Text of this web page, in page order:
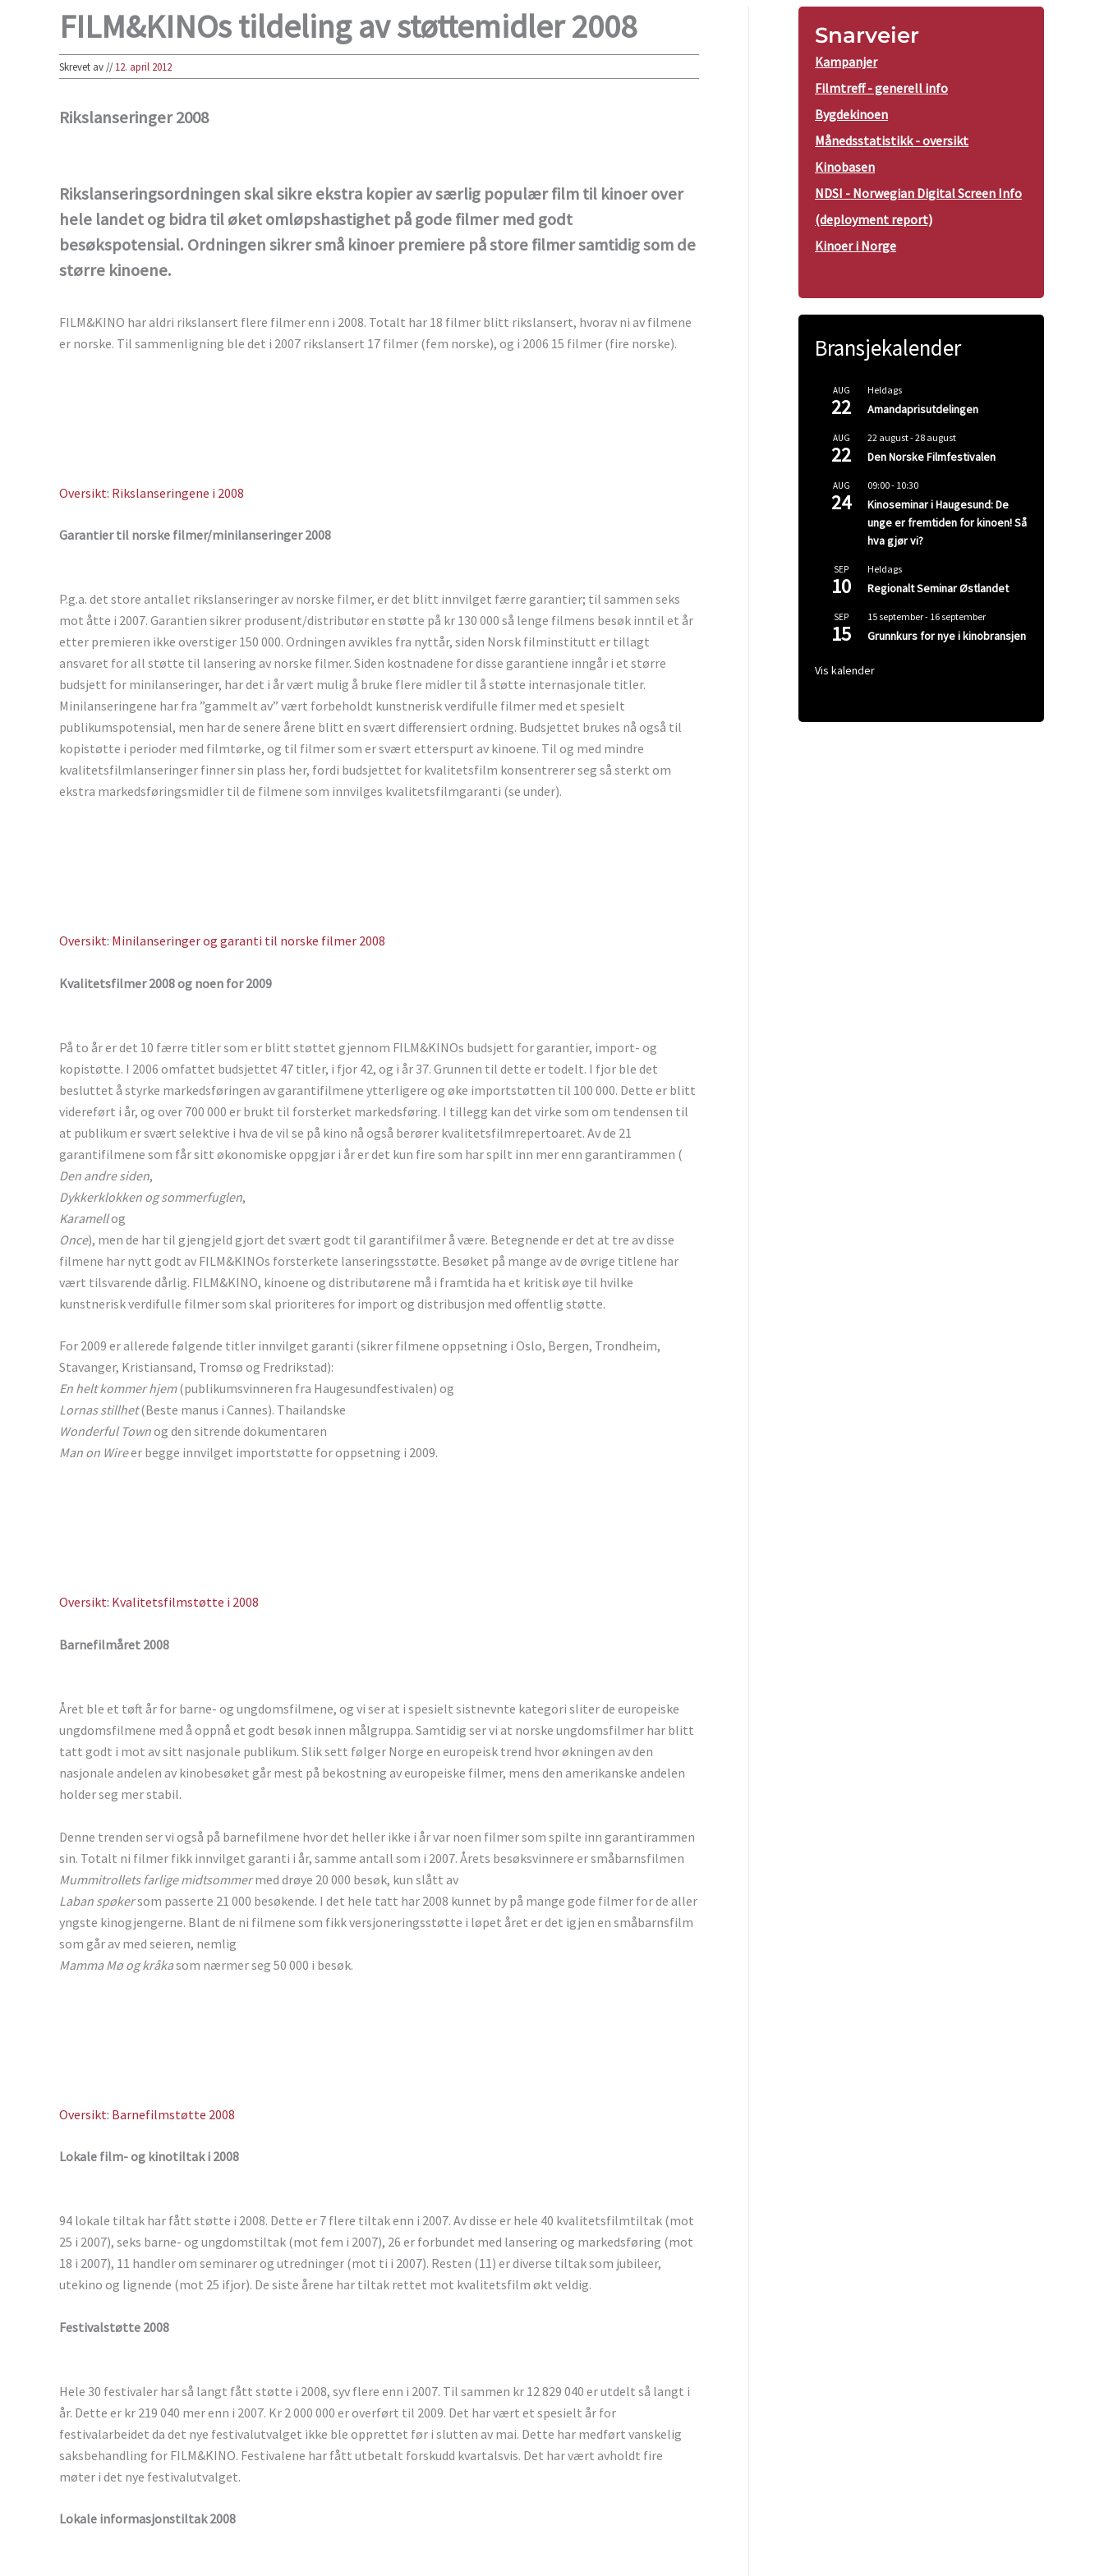
FILM&KINOs tildeling av støttemidler 2008
Skrevet av//12. april 2012
Rikslanseringer 2008
Rikslanseringsordningen skal sikre ekstra kopier av særlig populær film til kinoer over
hele landet og bidra til øket omløpshastighet på gode filmer med godt
besøkspotensial. Ordningen sikrer små kinoer premiere på store filmer samtidig som de
større kinoene.
FILM&KINO har aldri rikslansert flere filmer enn i 2008. Totalt har 18 filmer blitt rikslansert, hvorav ni av filmene
er norske. Til sammenligning ble det i 2007 rikslansert 17 filmer (fem norske), og i 2006 15 filmer (fire norske).
Oversikt: Rikslanseringene i 2008
Garantier til norske filmer/minilanseringer 2008
P.g.a. det store antallet rikslanseringer av norske filmer, er det blitt innvilget færre garantier; til sammen seks
mot åtte i 2007. Garantien sikrer produsent/distributør en støtte på kr 130 000 så lenge filmens besøk inntil et år
etter premieren ikke overstiger 150 000. Ordningen avvikles fra nyttår, siden Norsk filminstitutt er tillagt
ansvaret for all støtte til lansering av norske filmer. Siden kostnadene for disse garantiene inngår i et større
budsjett for minilanseringer, har det i år vært mulig å bruke flere midler til å støtte internasjonale titler.
Minilanseringene har fra ”gammelt av” vært forbeholdt kunstnerisk verdifulle filmer med et spesielt
publikumspotensial, men har de senere årene blitt en svært differensiert ordning. Budsjettet brukes nå også til
kopistøtte i perioder med filmtørke, og til filmer som er svært etterspurt av kinoene. Til og med mindre
kvalitetsfilmlanseringer finner sin plass her, fordi budsjettet for kvalitetsfilm konsentrerer seg så sterkt om
ekstra markedsføringsmidler til de filmene som innvilges kvalitetsfilmgaranti (se under).
Oversikt: Minilanseringer og garanti til norske filmer 2008
Kvalitetsfilmer 2008 og noen for 2009
På to år er det 10 færre titler som er blitt støttet gjennom FILM&KINOs budsjett for garantier, import- og
kopistøtte. I 2006 omfattet budsjettet 47 titler, i fjor 42, og i år 37. Grunnen til dette er todelt. I fjor ble det
besluttet å styrke markedsføringen av garantifilmene ytterligere og øke importstøtten til 100 000. Dette er blitt
videreført i år, og over 700 000 er brukt til forsterket markedsføring. I tillegg kan det virke som om tendensen til
at publikum er svært selektive i hva de vil se på kino nå også berører kvalitetsfilmrepertoaret. Av de 21
garantifilmene som får sitt økonomiske oppgjør i år er det kun fire som har spilt inn mer enn garantirammen (
Den andre siden,
Dykkerklokken og sommerfuglen,
Karamellog
Once), men de har til gjengjeld gjort det svært godt til garantifilmer å være. Betegnende er det at tre av disse
filmene har nytt godt av FILM&KINOs forsterkete lanseringsstøtte. Besøket på mange av de øvrige titlene har
vært tilsvarende dårlig. FILM&KINO, kinoene og distributørene må i framtida ha et kritisk øye til hvilke
kunstnerisk verdifulle filmer som skal prioriteres for import og distribusjon med offentlig støtte.
For 2009 er allerede følgende titler innvilget garanti (sikrer filmene oppsetning i Oslo, Bergen, Trondheim,
Stavanger, Kristiansand, Tromsø og Fredrikstad):
En helt kommer hjem(publikumsvinneren fra Haugesundfestivalen) og
Lornas stillhet(Beste manus i Cannes). Thailandske
Wonderful Townog den sitrende dokumentaren
Man on Wireer begge innvilget importstøtte for oppsetning i 2009.
Oversikt: Kvalitetsfilmstøtte i 2008
Barnefilmåret 2008
Året ble et tøft år for barne- og ungdomsfilmene, og vi ser at i spesielt sistnevnte kategori sliter de europeiske
ungdomsfilmene med å oppnå et godt besøk innen målgruppa. Samtidig ser vi at norske ungdomsfilmer har blitt
tatt godt i mot av sitt nasjonale publikum. Slik sett følger Norge en europeisk trend hvor økningen av den
nasjonale andelen av kinobesøket går mest på bekostning av europeiske filmer, mens den amerikanske andelen
holder seg mer stabil.
Denne trenden ser vi også på barnefilmene hvor det heller ikke i år var noen filmer som spilte inn garantirammen
sin. Totalt ni filmer fikk innvilget garanti i år, samme antall som i 2007. Årets besøksvinnere er småbarnsfilmen
Mummitrollets farlige midtsommermed drøye 20 000 besøk, kun slått av
Laban spøkersom passerte 21 000 besøkende. I det hele tatt har 2008 kunnet by på mange gode filmer for de aller
yngste kinogjengerne. Blant de ni filmene som fikk versjoneringsstøtte i løpet året er det igjen en småbarnsfilm
som går av med seieren, nemlig
Mamma Mø og kråkasom nærmer seg 50 000 i besøk.
Oversikt: Barnefilmstøtte 2008
Lokale film- og kinotiltak i 2008
94 lokale tiltak har fått støtte i 2008. Dette er 7 flere tiltak enn i 2007. Av disse er hele 40 kvalitetsfilmtiltak (mot
25 i 2007), seks barne- og ungdomstiltak (mot fem i 2007), 26 er forbundet med lansering og markedsføring (mot
18 i 2007), 11 handler om seminarer og utredninger (mot ti i 2007). Resten (11) er diverse tiltak som jubileer,
utekino og lignende (mot 25 ifjor). De siste årene har tiltak rettet mot kvalitetsfilm økt veldig.
Festivalstøtte 2008
Hele 30 festivaler har så langt fått støtte i 2008, syv flere enn i 2007. Til sammen kr 12 829 040 er utdelt så langt i
år. Dette er kr 219 040 mer enn i 2007. Kr 2 000 000 er overført til 2009. Det har vært et spesielt år for
festivalarbeidet da det nye festivalutvalget ikke ble opprettet før i slutten av mai. Dette har medført vanskelig
saksbehandling for FILM&KINO. Festivalene har fått utbetalt forskudd kvartalsvis. Det har vært avholdt fire
møter i det nye festivalutvalget.
Lokale informasjonstiltak 2008
Snarveier
Kampanjer
Filmtreff - generell info
Bygdekinoen
Månedsstatistikk - oversikt
Kinobasen
NDSI - Norwegian Digital Screen Info
(deployment report)
Kinoer i Norge
Bransjekalender
AUG
22
Heldags
Amandaprisutdelingen
AUG
22
22 august-28 august
Den Norske Filmfestivalen
AUG
24
09:00- 10:30
Kinoseminar i Haugesund: De
unge er fremtiden for kinoen! Så
hva gjør vi?
SEP
10
Heldags
Regionalt Seminar Østlandet
SEP
15
15 september- 16 september
Grunnkurs for nye i kinobransjen
Vis kalender